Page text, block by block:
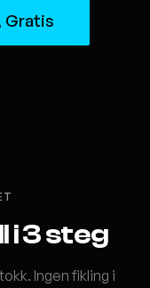
Gratis
i 3 steg
Ingen fikling i